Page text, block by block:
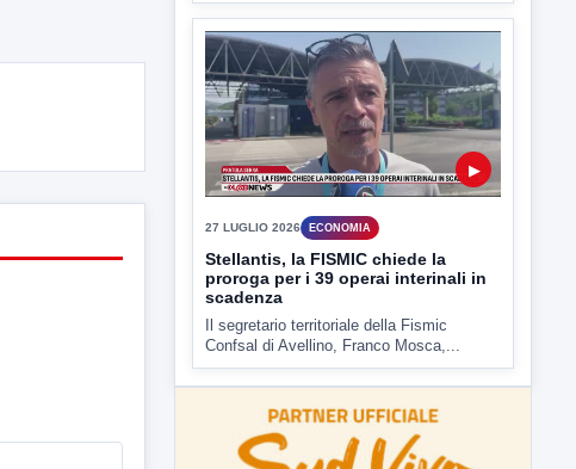
▶
27 LUGLIO 2026 ECONOMIA
Stellantis, la FISMIC chiede la
proroga per i 39 operai interinali in
scadenza
Il segretario territoriale della Fismic
Confsal di Avellino, Franco Mosca,...